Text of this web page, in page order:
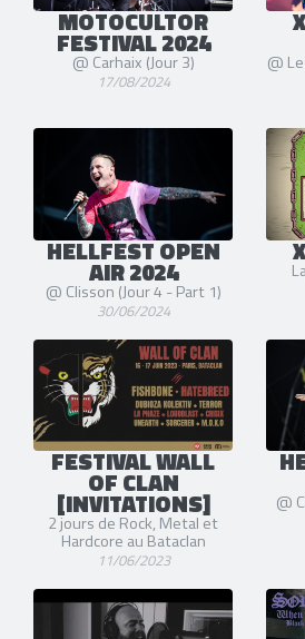
MOTOCULTOR
FESTIVAL 2024
@ Carhaix (Jour 3)
17/08/2024
@
HELLFEST OPEN
AIR 2024
@ Clisson (Jour 4 - Part 1)
30/06/2024
FESTIVAL WALL
OF CLAN
[INVITATIONS]
2 jours de Rock, Metal et
Hardcore au Bataclan
11/06/2023
@